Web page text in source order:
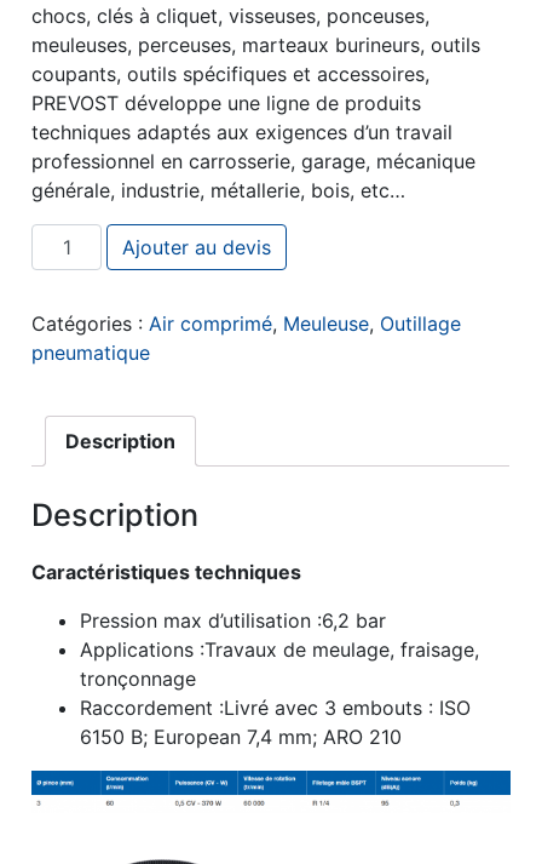
chocs, clés à cliquet, visseuses, ponceuses,
meuleuses, perceuses, marteaux burineurs, outils
coupants, outils spécifiques et accessoires,
PREVOST développe une ligne de produits
techniques adaptés aux exigences d’un travail
professionnel en carrosserie, garage, mécanique
générale, industrie, métallerie, bois, etc…
quantité de Mini-meuleuse
Ajouter au devis
Catégories : Air comprimé, Meuleuse, Outillage
pneumatique
Description
Description
Caractéristiques techniques
Pression max d’utilisation :6,2 bar
Applications :Travaux de meulage, fraisage,
tronçonnage
Raccordement :Livré avec 3 embouts : ISO
6150 B; European 7,4 mm; ARO 210